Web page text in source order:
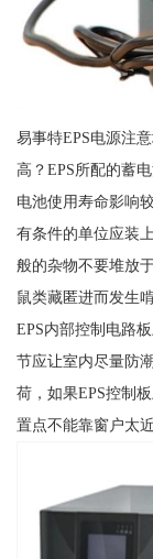
易事特EPS电源注
高？EPS所配的蓄
电池使用寿命影响
有条件的单位应装
般的杂物不要堆放
鼠类藏匿进而发生
EPS内部控制电路
节应让室内尽量防
荷，如果EPS控制
置点不能靠窗户太